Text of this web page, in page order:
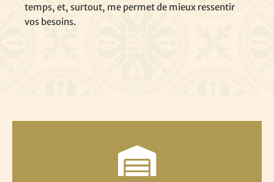
temps, et, surtout, me permet de mieux ressentir
vos besoins.